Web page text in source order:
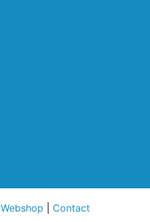
Webshop Contact